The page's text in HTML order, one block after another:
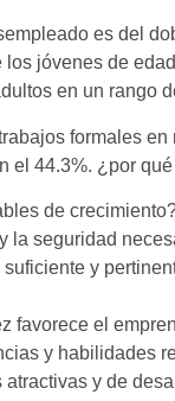
es del
jóvenes de
en un rango
formales
el 44.3%. ¿por
de
la seguridad
y
favorece el
y habilidades
y de